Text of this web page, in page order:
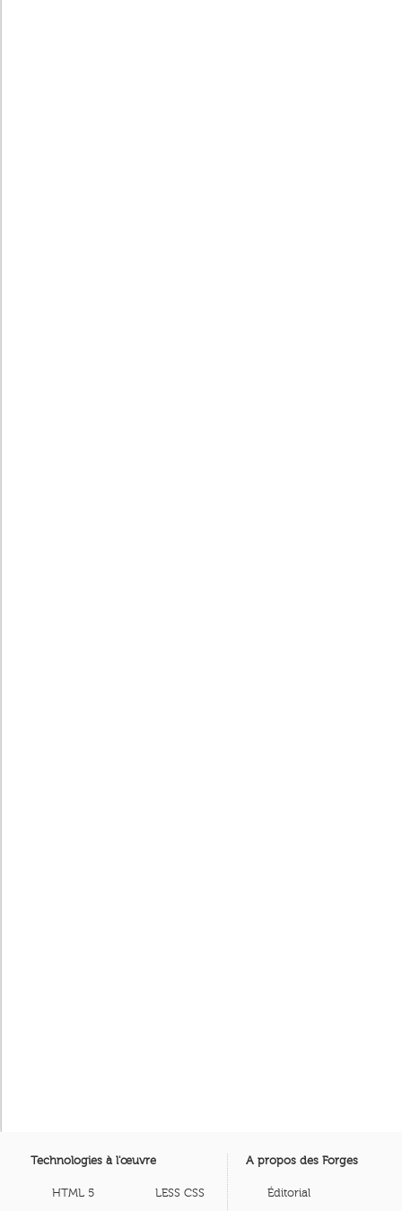
Technologies à l'œuvre
HTML 5 LESS CSS
A propos des Forges
Éditorial